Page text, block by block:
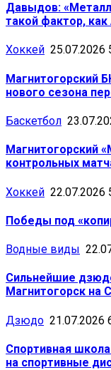
Давыдов:
такой фактор,
Хоккей 25.07.2026
Магнитогорский
нового сезона
Баскетбол
Магнитогорский
контрольных
Хоккей 22.07.2026
Победы под
Водные виды
Сильнейшие
Магнитогорск на
Дзюдо 21.07.2026
Спортивная
на спортивные